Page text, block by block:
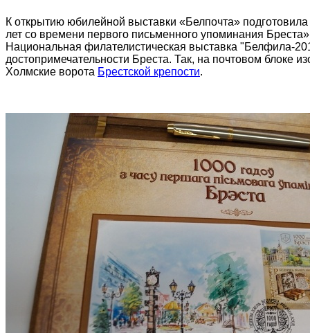
К открытию юбилейной выставки «Белпочта»
лет со времени первого письменного упоминания
Национальная филателистическая выставка "Белфила-
достопримечательности Бреста. Так, на почтовом
Холмские ворота Брестской крепости.